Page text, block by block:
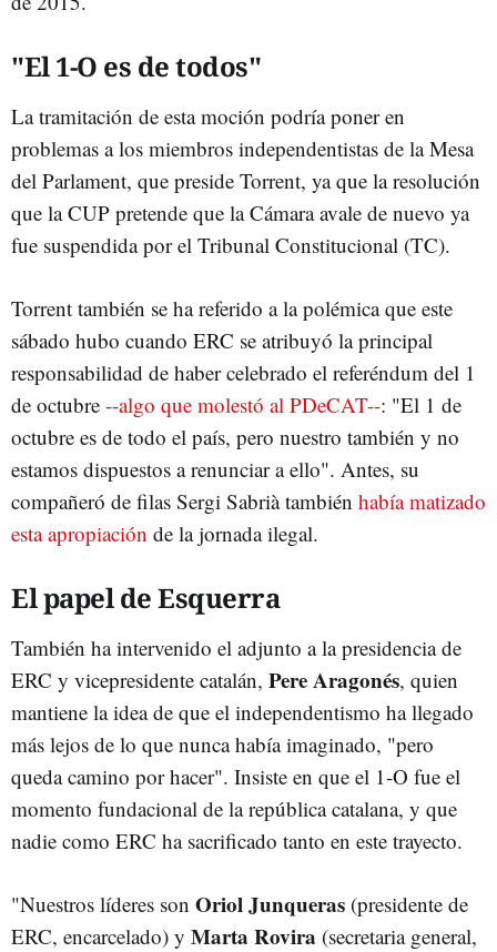
"El 1-O es de todos"
La tramitación de esta moción podría poner en
problemas a los miembros independentistas de la Mesa
del Parlament, que preside Torrent, ya que la resolución
que la CUP pretende que la Cámara avale de nuevo ya
fue suspendida por el Tribunal Constitucional (TC).
Torrent también se ha referido a la polémica que este
sábado hubo cuando ERC se atribuyó la principal
responsabilidad de haber celebrado el referéndum del 1
de octubre --algo que molestó al PDeCAT--: "El 1 de
octubre es de todo el país, pero nuestro también y no
estamos dispuestos a renunciar a ello". Antes, su
compañeró de filas Sergi Sabrià también había matizado
esta apropiación de la jornada ilegal.
El papel de Esquerra
También ha intervenido el adjunto a la presidencia de
ERC y vicepresidente catalán, Pere Aragonés, quien
mantiene la idea de que el independentismo ha llegado
más lejos de lo que nunca había imaginado, "pero
queda camino por hacer". Insiste en que el 1-O fue el
momento fundacional de la república catalana, y que
nadie como ERC ha sacrificado tanto en este trayecto.
"Nuestros líderes son Oriol Junqueras (presidente de
ERC, encarcelado) y Marta Rovira (secretaria general,